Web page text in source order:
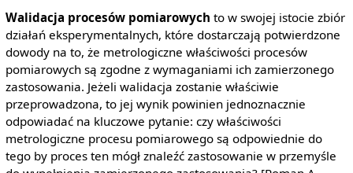
Walidacja procesów pomiarowych to w swojej istocie zbiór
działań eksperymentalnych, które dostarczają potwierdzone
dowody na to, że metrologiczne właściwości procesów
pomiarowych są zgodne z wymaganiami ich zamierzonego
zastosowania. Jeżeli walidacja zostanie właściwie
przeprowadzona, to jej wynik powinien jednoznacznie
odpowiadać na kluczowe pytanie: czy właściwości
metrologiczne procesu pomiarowego są odpowiednie do
tego by proces ten mógł znaleźć zastosowanie w przemyśle